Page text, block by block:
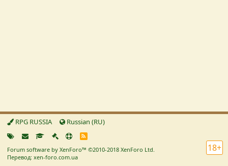
RPG RUSSIA Russian (RU)
R
S
18+
Forum software by XenForo™ ©2010-2018 XenForo Ltd.
Перевод: xen-foro.com.ua